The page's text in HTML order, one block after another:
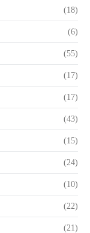
(18)
(6)
(55)
(17)
(17)
(43)
(15)
(24)
(10)
(22)
(21)